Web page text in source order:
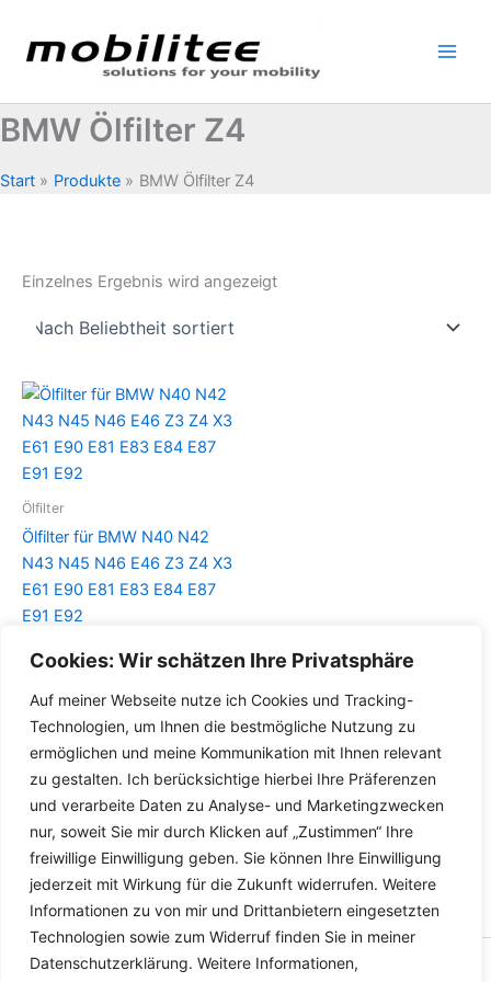
Cookies: Wir schätzen Ihre Privatsphäre
Auf meiner Webseite nutze ich Cookies und Tracking-
Technologien, um Ihnen die bestmögliche Nutzung zu
ermöglichen und meine Kommunikation mit Ihnen relevant
zu gestalten. Ich berücksichtige hierbei Ihre Präferenzen
und verarbeite Daten zu Analyse- und Marketingzwecken
nur, soweit Sie mir durch Klicken auf „Zustimmen“ Ihre
freiwillige Einwilligung geben. Sie können Ihre Einwilligung
jederzeit mit Wirkung für die Zukunft widerrufen. Weitere
Informationen zu von mir und Drittanbietern eingesetzten
Technologien sowie zum Widerruf finden Sie in meiner
Datenschutzerklärung. Weitere Informationen,
Inhalt
springen
BMW Ölfilter Z4
Start Produkte BMW Ölfilter Z4
Einzelnes Ergebnis wird angezeigt
Ölfilter
Ölfilter für BMW N40 N42
N43 N45 N46 E46 Z3 Z4 X3
E61 E90 E81 E83 E84 E87
E91 E92
Details
Copyright © 2026 Versandhandel für Fahrzeugteile, Ersatzteile